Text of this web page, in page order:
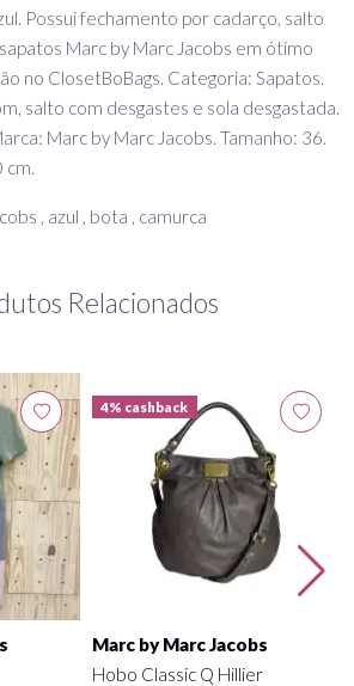
Possui fechamento por cadarço, salto
Marc by Marc Jacobs em ótimo
no ClosetBoBags. Categoria: Sapatos.
salto com desgastes e sola desgastada.
Marc by Marc Jacobs. Tamanho: 36.
cm.
, azul , bota , camurca
Relacionados
4% cashback
Marc by Marc Jacobs
Hobo Classic Q Hillier